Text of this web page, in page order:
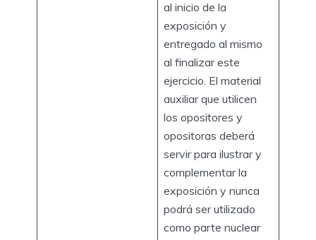
al inicio de la
exposición y
entregado al mismo
al finalizar este
ejercicio. El material
auxiliar que utilicen
los opositores y
opositoras deberá
servir para ilustrar y
complementar la
exposición y nunca
podrá ser utilizado
como parte nuclear